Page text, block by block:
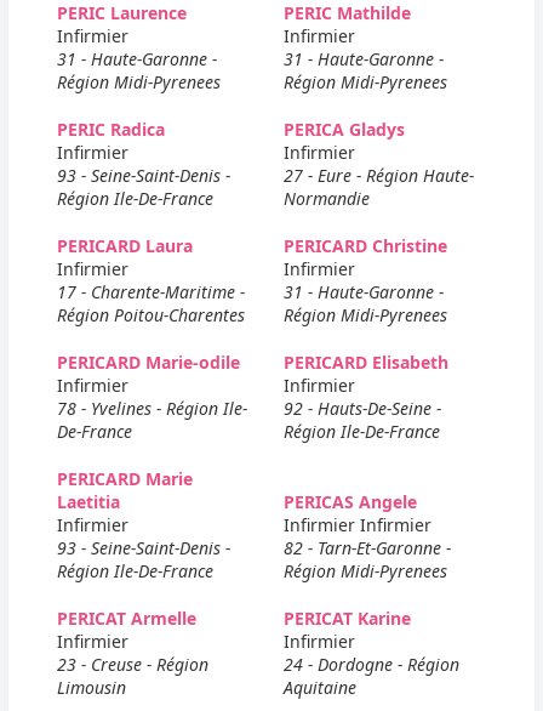
PERIC Laurence
Infirmier
31 - Haute-Garonne -
Région Midi-Pyrenees
PERIC Mathilde
Infirmier
31 - Haute-Garonne -
Région Midi-Pyrenees
PERIC Radica
Infirmier
93 - Seine-Saint-Denis -
Région Ile-De-France
PERICA Gladys
Infirmier
27 - Eure - Région Haute-
Normandie
PERICARD Laura
Infirmier
17 - Charente-Maritime -
Région Poitou-Charentes
PERICARD Christine
Infirmier
31 - Haute-Garonne -
Région Midi-Pyrenees
PERICARD Marie-odile
Infirmier
78 - Yvelines - Région Ile-
De-France
PERICARD Elisabeth
Infirmier
92 - Hauts-De-Seine -
Région Ile-De-France
PERICARD Marie
Laetitia
Infirmier
93 - Seine-Saint-Denis -
Région Ile-De-France
PERICAS Angele
Infirmier Infirmier
82 - Tarn-Et-Garonne -
Région Midi-Pyrenees
PERICAT Armelle
Infirmier
23 - Creuse - Région
Limousin
PERICAT Karine
Infirmier
24 - Dordogne - Région
Aquitaine